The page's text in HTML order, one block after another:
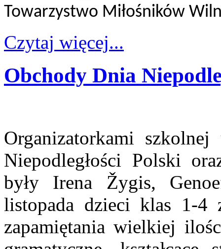
Towarzystwo Miłośników
Czytaj więcej...
Obchody Dnia
Organizatorkami
Niepodległości Polski
były Irena Žygis,
listopada dzieci klas 1-4
zapamiętania wielkiej